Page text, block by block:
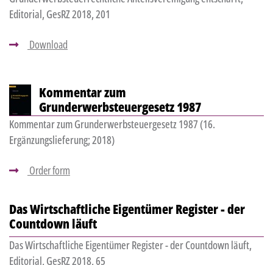
Editorial, GesRZ 2018, 201
Download
Kommentar zum
Grunderwerbsteuergesetz 1987
Kommentar zum Grunderwerbsteuergesetz 1987 (16.
Ergänzungslieferung; 2018)
Order form
Das Wirtschaftliche Eigentümer Register - der
Countdown läuft
Das Wirtschaftliche Eigentümer Register - der Countdown läuft,
Editorial, GesRZ 2018, 65